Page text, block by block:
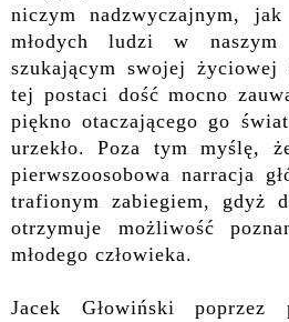
niczym nadzwyczajnym,
młodych ludzi w naszym
szukającym swojej
tej postaci dość mocno
piękno otaczającego go
urzekło. Poza tym myślę,
pierwszoosobowa narracja
trafionym zabiegiem, gdyż
otrzymuje możliwość
młodego człowieka.
Jacek Głowiński poprzez